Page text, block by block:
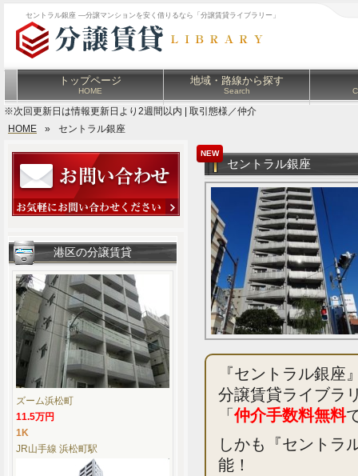
セントラル銀座 ―分譲マンションを安く借りるなら「分譲賃貸ライブラリー」
トップページ
HOME
地域・路線から探す
Search
※次回更新日は情報更新日より2週間以内 | 取引態様／仲介
HOME
» セントラル銀座
セントラル銀座
NEW
『セントラル銀座
分譲賃貸ライブラ
「仲介手数料無料
しかも『セントラ
能！
港区の分譲賃貸
ズーム浜松町
11.5万円
1K
JR山手線 浜松町駅